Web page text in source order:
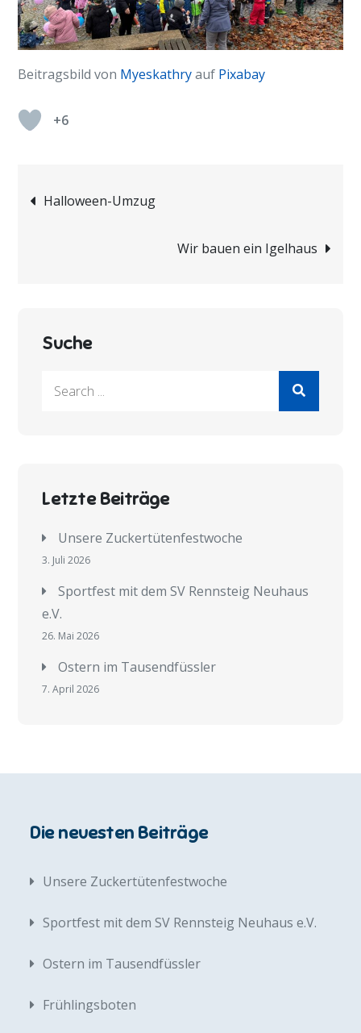
Beitragsbild von Myeskathryauf Pixabay
+6
Beitragsnavigation
Halloween-Umzug
Wir bauen ein Igelhaus
Suche
Letzte Beiträge
Unsere Zuckertütenfestwoche
3. Juli 2026
Sportfest mit dem SV Rennsteig Neuhaus
e.V.
26. Mai 2026
Ostern im Tausendfüssler
7. April 2026
Die neuesten Beiträge
Unsere Zuckertütenfestwoche
Sportfest mit dem SV Rennsteig Neuhaus e.V.
Ostern im Tausendfüssler
Frühlingsboten